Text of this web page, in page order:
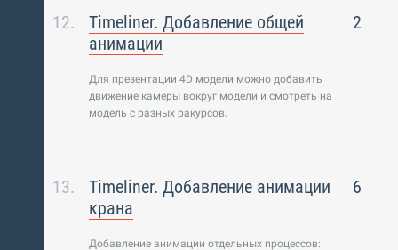
Timeliner. Добавление общей
анимации
2
Для презентации 4D модели можно добавить
движение камеры вокруг модели и смотреть на
модель с разных ракурсов.
Timeliner. Добавление анимации
крана
6
Добавление анимации отдельных процессов: